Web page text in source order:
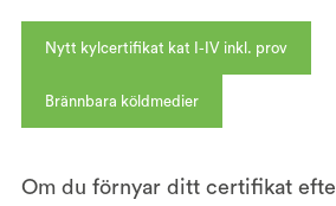
Nytt kylcertifikat kat I-IV inkl. prov
Brännbara köldmedier
Om du förnyar ditt certifikat